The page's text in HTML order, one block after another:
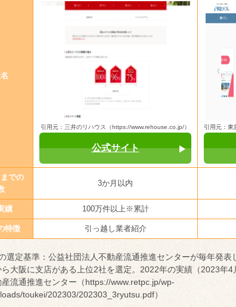
引用元：三井のリハウス（https://www.rehouse.co.jp/）
公式サイト
引用元：東
での
3か月以内
績 100万件以上※累計
特徴 引っ越し業者紹介
選定基準：公益社団法人不動産流通推進センターが毎年発
ら大阪に支店がある上位2社を選定。2022年の実績（2023年
流通推進センター（https://www.retpc.jp/wp-
toukei/202303/202303_3ryutsu.pdf）